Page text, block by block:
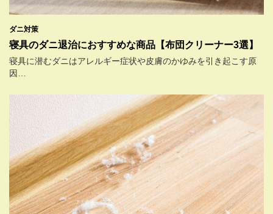
ダニ対策
寝具のダニ退治におすすめな商品【布団クリーナー3選】
寝具に潜むダニはアレルギー症状や皮膚のかゆみを引き起こす原
因…